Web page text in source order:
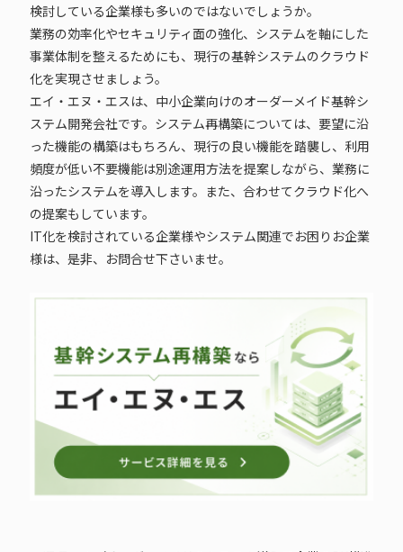
検討している企業様も多いのではないでしょうか。
業務の効率化やセキュリティ面の強化、システムを軸にした
事業体制を整えるためにも、現行の基幹システムのクラウド
化を実現させましょう。
エイ・エヌ・エスは、中小企業向けのオーダーメイド基幹シ
ステム開発会社です。システム再構築については、要望に沿
った機能の構築はもちろん、現行の良い機能を踏襲し、利用
頻度が低い不要機能は別途運用方法を提案しながら、業務に
沿ったシステムを導入します。また、合わせてクラウド化へ
の提案もしています。
IT化を検討されている企業様やシステム関連でお困りお企業
様は、是非、お問合せ下さいませ。